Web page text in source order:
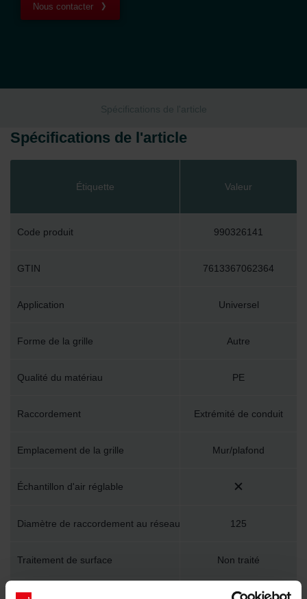
Nous contacter
Spécifications de l'article
Spécifications de l'article
Étiquette Valeur
Code produit 990326141
GTIN 7613367062364
Application Universel
Forme de la grille Autre
Qualité du matériau PE
Raccordement Extrémité de conduit
Emplacement de la grille Mur/plafond
Échantillon d'air réglable
Diamètre de raccordement au réseau 125
Traitement de surface Non traité
Nombre de raccords de conduite 1